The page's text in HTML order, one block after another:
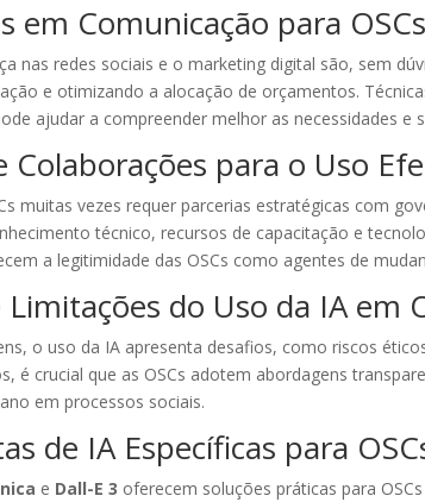
em Comunicação para OSCs
nas redes sociais e o marketing digital são, sem
e otimizando a alocação de orçamentos.
ajudar a compreender melhor as necessidades e
Colaborações para o Uso
muitas vezes requer parcerias estratégicas com
técnico, recursos de capacitação e
a legitimidade das OSCs como agentes de
do Uso da IA em
o uso da IA apresenta desafios, como riscos
é crucial que as OSCs adotem abordagens
em processos sociais.
de IA Específicas para
e Dall-E 3 oferecem soluções práticas para